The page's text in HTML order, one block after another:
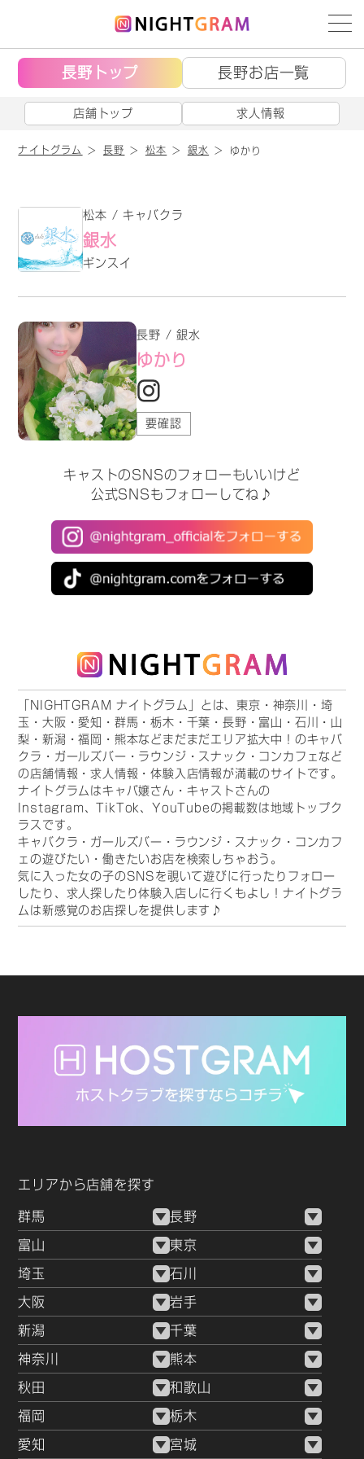
長野トップ 長野お店一覧
店舗トップ 求人情報
ナイトグラム 長野 松本 銀水 ゆかり
松本 / キャバクラ
銀水
ギンスイ
長野 / 銀水
ゆかり
要確認
キャストのSNSのフォローもいいけど
公式SNSもフォローしてね♪
「NIGHTGRAM ナイトグラム」とは、東京・神奈川・埼
玉・大阪・愛知・群馬・栃木・千葉・長野・富山・石川・山
梨・新潟・福岡・熊本などまだまだエリア拡大中！のキャバ
クラ・ガールズバー・ラウンジ・スナック・コンカフェなど
の店舗情報・求人情報・体験入店情報が満載のサイトです。
ナイトグラムはキャバ嬢さん・キャストさんの
Instagram、TikTok、YouTubeの掲載数は地域トップク
ラスです。
キャバクラ・ガールズバー・ラウンジ・スナック・コンカフ
ェの遊びたい・働きたいお店を検索しちゃおう。
気に入った女の子のSNSを覗いて遊びに行ったりフォロー
したり、求人探したり体験入店しに行くもよし！ナイトグラ
ムは新感覚のお店探しを提供します♪
エリアから店舗を探す
群馬 長野
富山 東京
埼玉 石川
大阪 岩手
新潟 千葉
神奈川 熊本
秋田 和歌山
福岡 栃木
愛知 宮城